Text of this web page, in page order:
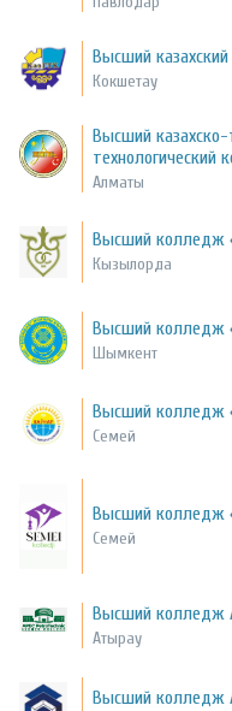
Высший
Кокшетау
Высший
технологический
Алматы
Высший колледж
Кызылорда
Высший колледж
Шымкент
Высший колледж
Семей
Высший колледж
Семей
Высший колледж
Атырау
Высший колледж